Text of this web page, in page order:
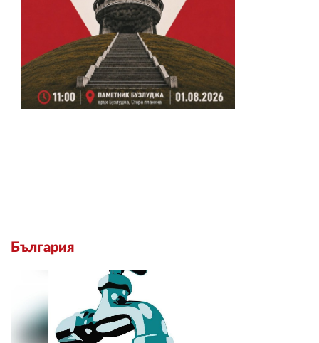
България